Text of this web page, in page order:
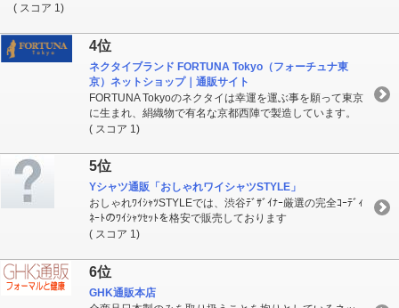
( スコア 1)
4位
ネクタイブランド FORTUNA Tokyo（フォーチュナ東
京）ネットショップ｜通販サイト
FORTUNA Tokyoのネクタイは幸運を運ぶ事を願って東京
に生まれ、絹織物で有名な京都西陣で製造しています。
( スコア 1)
5位
Yシャツ通販「おしゃれワイシャツSTYLE」
おしゃれﾜｲｼｬﾂSTYLEでは、渋谷ﾃﾞｻﾞｲﾅｰ厳選の完全ｺｰﾃﾞｨ
ﾈｰﾄのﾜｲｼｬﾂｾｯﾄを格安で販売しております
( スコア 1)
6位
GHK通販本店